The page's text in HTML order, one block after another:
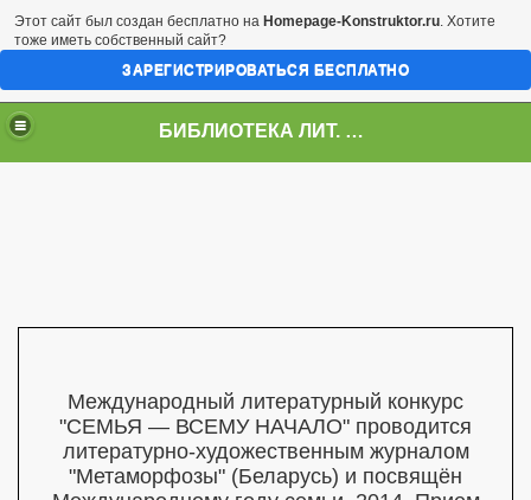
БИБЛИОТЕКА ЛИТ. ИНСТИТУТА ИМ. А.П.ЧЕХОВА
Международный литературный конкурс
"СЕМЬЯ — ВСЕМУ НАЧАЛО" проводится
литературно-художественным журналом
"Метаморфозы" (Беларусь) и посвящён
Этот сайт был создан бесплатно на Homepage-Konstruktor.ru. Хотите
тоже иметь собственный сайт?
ЗАРЕГИСТРИРОВАТЬСЯ БЕСПЛАТНО